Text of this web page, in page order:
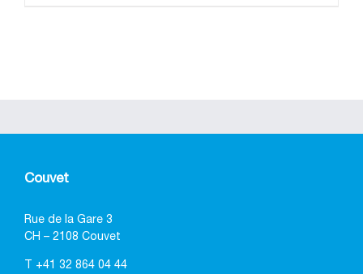
Couvet
Rue de la Gare 3
CH – 2108 Couvet
+41 32 864 04 44